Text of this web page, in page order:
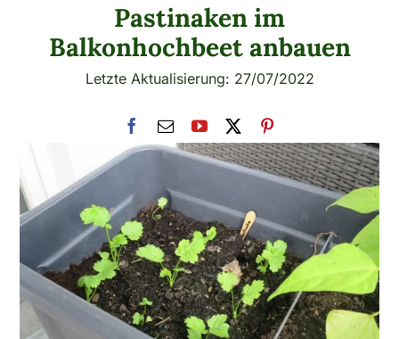
Pastinaken im
Balkonhochbeet anbauen
Letzte Aktualisierung: 27/07/2022